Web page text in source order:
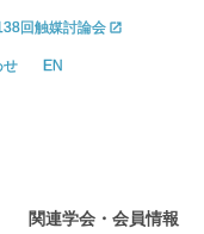
回触媒討論会
せ EN
関連学会 ・ 会員情報